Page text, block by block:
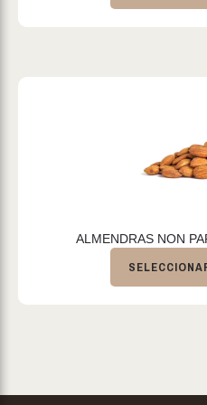
ALMENDRAS NON